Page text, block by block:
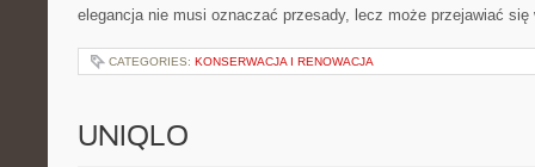
elegancja nie musi oznaczać przesady, lecz może przejawiać
CATEGORIES: KONSERWACJA I RENOWACJA
UNIQLO